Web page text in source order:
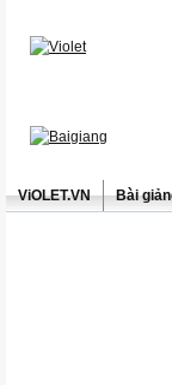
ViOLET.VN Bài